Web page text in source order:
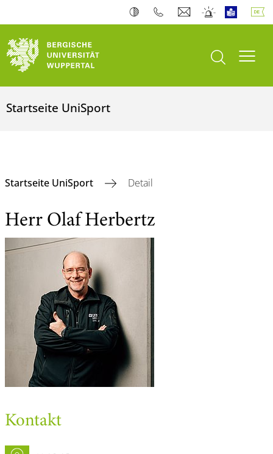
Suche öffnen
Startseite UniSport
Startseite UniSport Detail
Herr Olaf Herbertz
Kontakt